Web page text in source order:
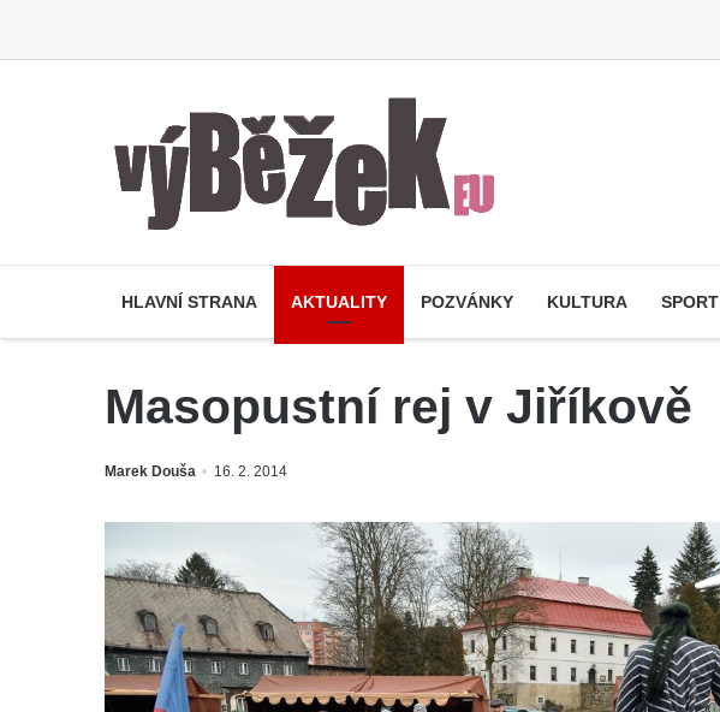
HLAVNÍ STRANA AKTUALITY POZVÁNKY KULTURA SPORT
Masopustní rej v Jiříkově
Marek Douša 16. 2. 2014